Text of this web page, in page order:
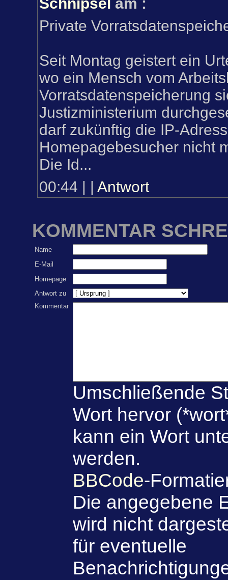
Private
Seit Montag geistert ein
wo ein Mensch vom
Vorratsdatenspeicherung
Justizministerium
darf zukünftig die IP-
Homepagebesucher nicht
Die Id...
00:44 | | Antwort
KOMMENTAR
Name
E-Mail
Homepage
Antwort zu
Kommentar
Umschließende
Wort hervor
kann ein Wort
werden.
BBCode-
Die angegebene
wird nicht
für eventuelle